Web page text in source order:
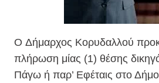
O Δήμαρχος Κορυδαλλού
πλήρωση μίας (1) θέσης
Πάγω ή παρ’ Εφέταις στο